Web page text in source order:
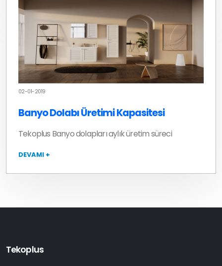
02-01-2019
Banyo Dolabı Üretimi Kapasitesi
Tekoplus Banyo dolapları aylık üretim süreci
DEVAMI +
Tekoplus